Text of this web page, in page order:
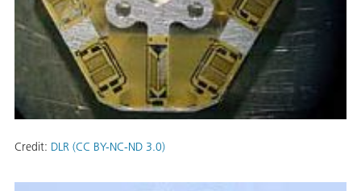
Credit: DLR (CC BY-NC-ND 3.0)